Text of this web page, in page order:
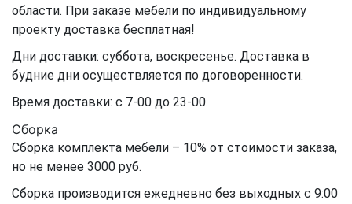
области. При заказе мебели по индивидуальному
проекту доставка бесплатная!
Дни доставки: суббота, воскресенье. Доставка в
будние дни осуществляется по договоренности.
Время доставки: с 7-00 до 23-00.
Сборка
Сборка комплекта мебели – 10% от стоимости заказа,
но не менее 3000 руб.
Сборка производится ежедневно без выходных с 9:00